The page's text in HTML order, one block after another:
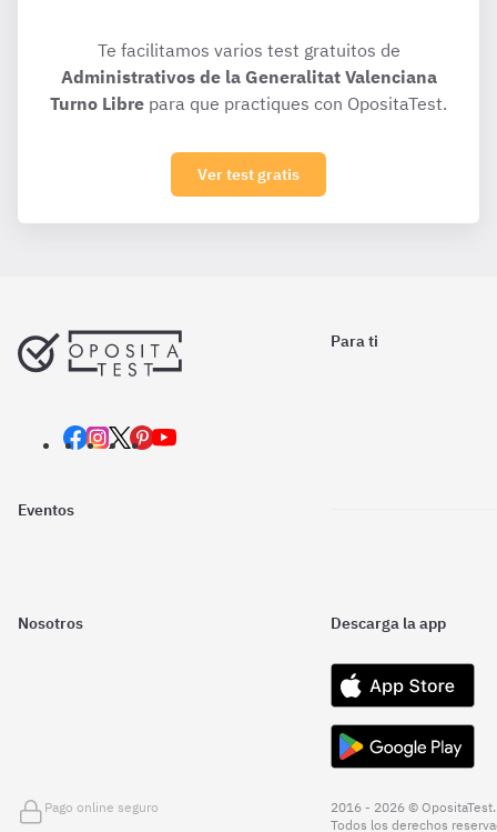
Te facilitamos varios test gratuitos de
Administrativos de la Generalitat Valenciana
Turno Libre para que practiques con OpositaTest.
Ver test gratis
Para ti
Eventos
Nosotros Descarga la app
Pago online seguro
2016 - 2026 © OpositaTest.
Todos los derechos